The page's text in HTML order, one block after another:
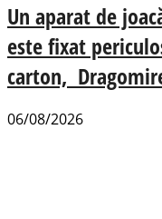
Un aparat de
este fixat
carton,
06/08/2026